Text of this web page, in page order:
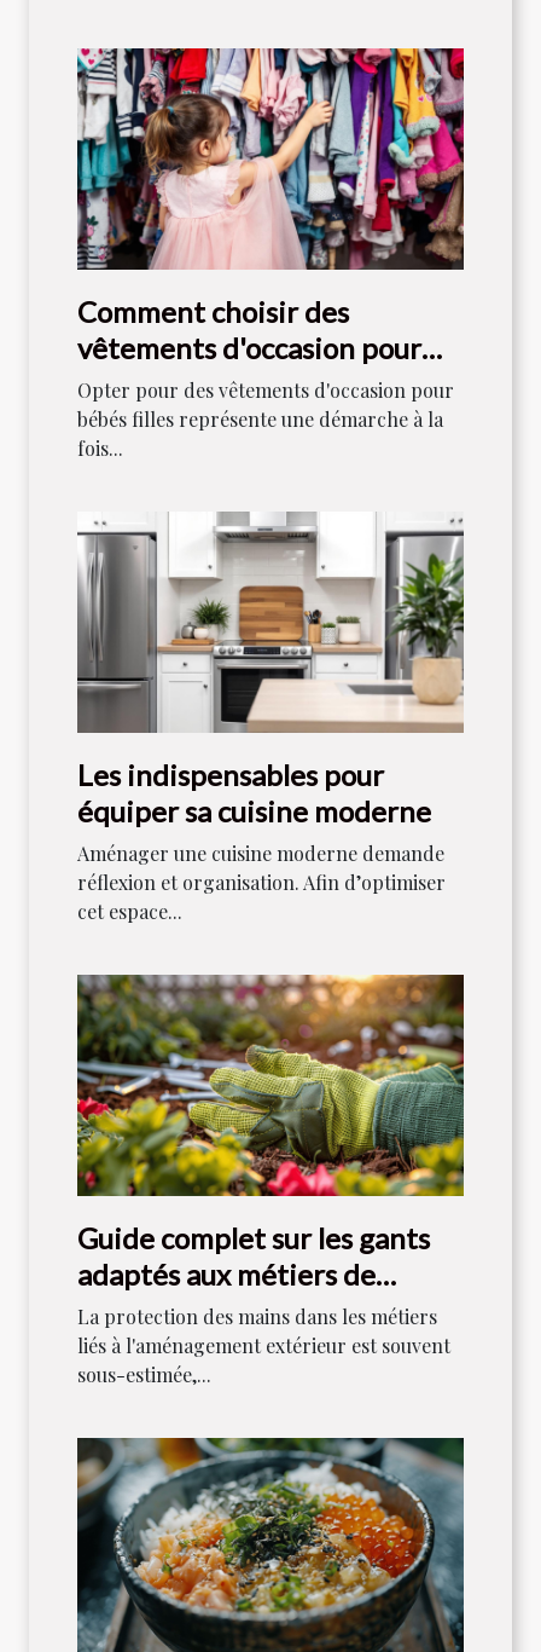
Comment choisir des
vêtements d'occasion pour
bébés filles
Opter pour des vêtements d'occasion pour
bébés filles représente une démarche à la
fois...
Les indispensables pour
équiper sa cuisine moderne
Aménager une cuisine moderne demande
réflexion et organisation. Afin d’optimiser
cet espace...
Guide complet sur les gants
adaptés aux métiers de
l'aménagement extérieur
La protection des mains dans les métiers
liés à l'aménagement extérieur est souvent
sous-estimée,...